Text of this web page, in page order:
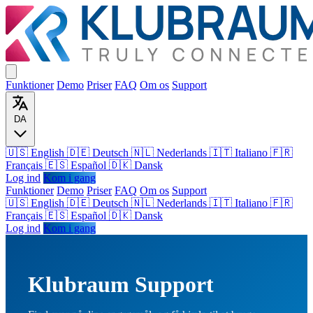
Funktioner Demo Priser FAQ Om os Support
DA
🇺🇸 English 🇩🇪 Deutsch 🇳🇱 Nederlands 🇮🇹 Italiano 🇫🇷
Français 🇪🇸 Español 🇩🇰 Dansk
Log ind Kom i gang
Funktioner Demo Priser FAQ Om os Support
🇺🇸 English 🇩🇪 Deutsch 🇳🇱 Nederlands 🇮🇹 Italiano 🇫🇷
Français 🇪🇸 Español 🇩🇰 Dansk
Log ind Kom i gang
Klubraum Support